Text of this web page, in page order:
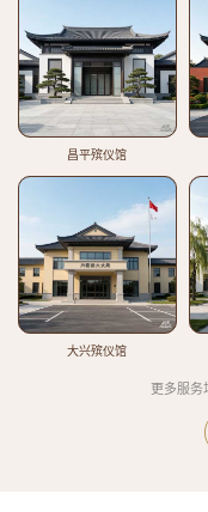
昌平殡仪馆
大兴殡仪馆
更多服务